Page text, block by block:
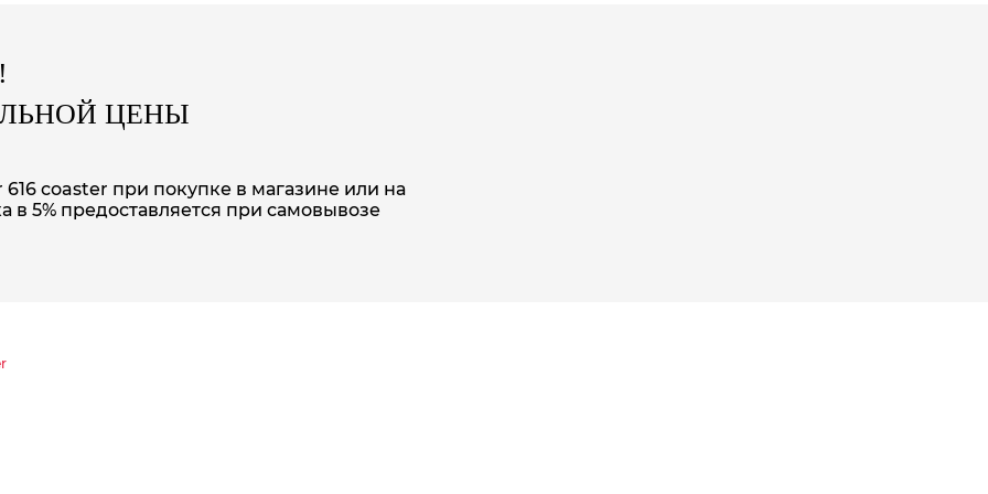
ЦЕНЫ
coaster при покупке в магазине или на
в 5% предоставляется при самовывозе